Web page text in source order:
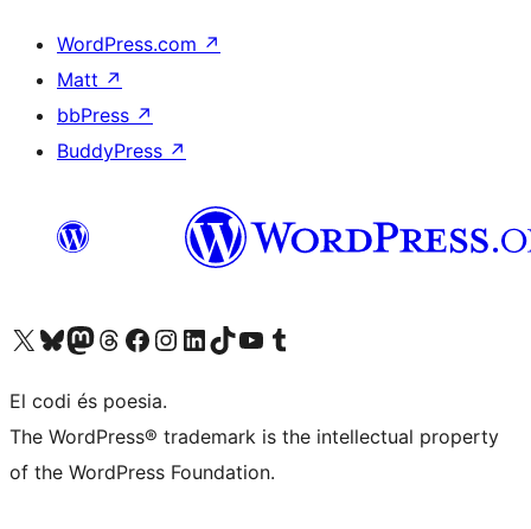
WordPress.com ↗
Matt ↗
bbPress ↗
BuddyPress ↗
Visiteu el nostre compte X (abans Twitter)
Visiteu el nostre compte de Bluesky
Visiteu el nostre compte al Mastodon
Visiteu el nostre compte de Threads
Visiteu la nostra pàgina al Facebook
Visiteu el nostre compte d'Instagram
Visiteu el nostre compte de LinkedIn
Visiteu el nostre compte de TikTok
Visiteu el nostre canal al YouTube
Visiteu el nostre compte de Tumblr
El codi és poesia.
The WordPress® trademark is the intellectual property
of the WordPress Foundation.